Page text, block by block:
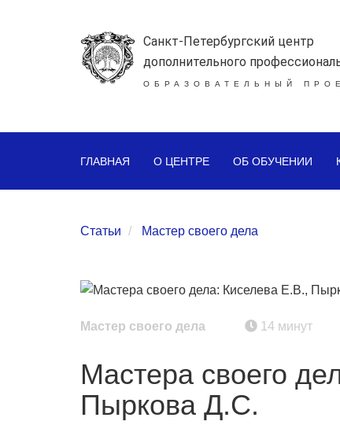
Санкт-Петербургский центр
дополнительного
ОБРАЗОВАТЕЛЬНЫЙ
ГЛАВНАЯ О ЦЕНТРЕ ОБ ОБУЧЕНИИ
Статьи Мастер своего дела
Мастер своего дела 14 минут
Мастера своего
Пыркова Д.С.